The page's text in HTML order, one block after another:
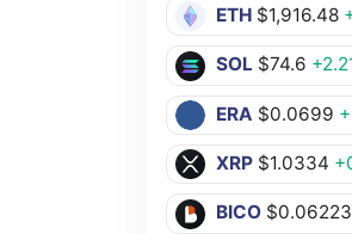
ETH $1,916.48
SOL $74.6
ERA $0.0699
XRP $1.0334
BICO $0.06223